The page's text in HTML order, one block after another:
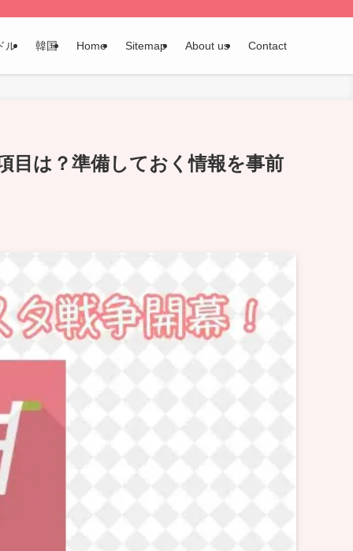
ル 韓国 Home Sitemap About us Contact
目は？準備しておく情報を事前